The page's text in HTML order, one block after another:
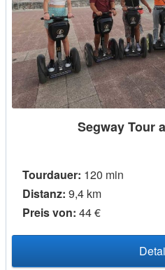
Segway Tour
Tourdauer: 120 min
Distanz: 9,4 km
Preis von: 44 €